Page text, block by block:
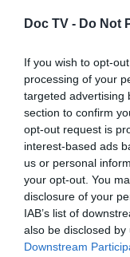
Doc TV - Do Not
If you wish to opt-
processing of your
targeted advertising
section to confirm
opt-out request is
interest-based ads
us or personal
your opt-out. You
disclosure of your
IAB’s list of
also be disclosed
Downstream
τυρί κρέμα.
ΕΚΤΕΛΕΣΗ:
τους κρόκους.
μπεν μαρί.
μαρέγκα.
σοκολάτα
τυρί κρέμα.
κρόκων με τη